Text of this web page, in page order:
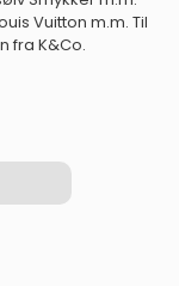
Vuitton m.m. Til
fra K&Co.